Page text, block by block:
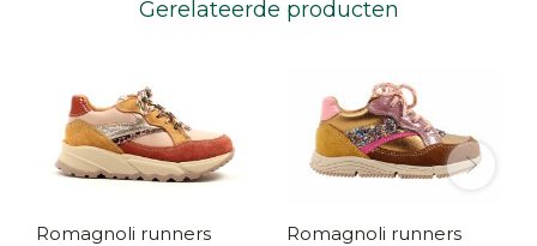
Gerelateerde producten
Romagnoli runners
Romagnoli runners